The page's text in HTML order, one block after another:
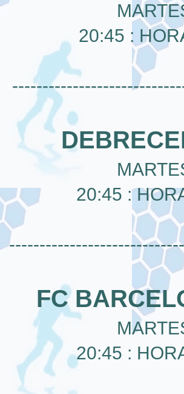
20:45 :
20:45 :
FC
20:45 :